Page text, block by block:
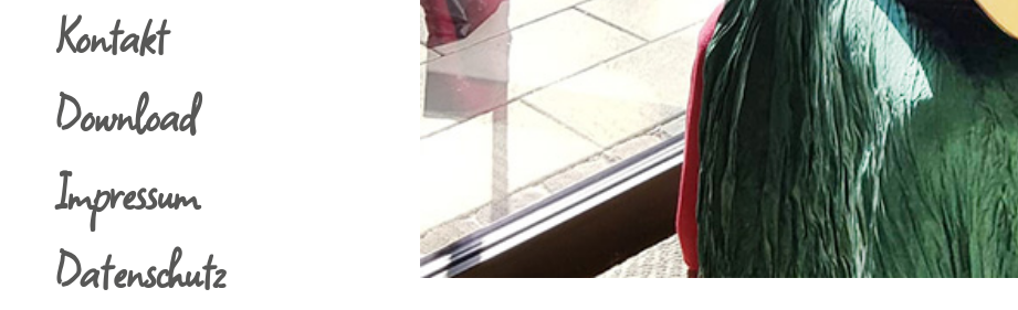
Kontakt
Download
Impressum
Datenschutz